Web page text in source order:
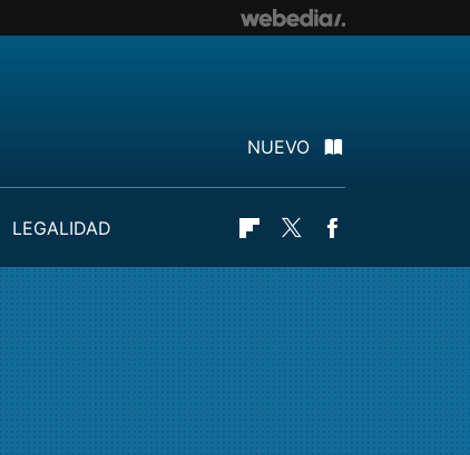
NUEVO
LEGALIDAD
Flipboard
Twitter